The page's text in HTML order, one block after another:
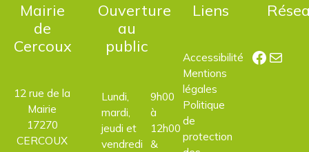
Mairie
de
Cercoux
12 rue de la
Mairie
17270
CERCOUX
Ouverture
au
public
Lundi,
mardi,
jeudi et
vendredi
9h00
à
12h00
&
Liens
Accessibilité
Mentions
légales
Politique
de
protection
E-mail